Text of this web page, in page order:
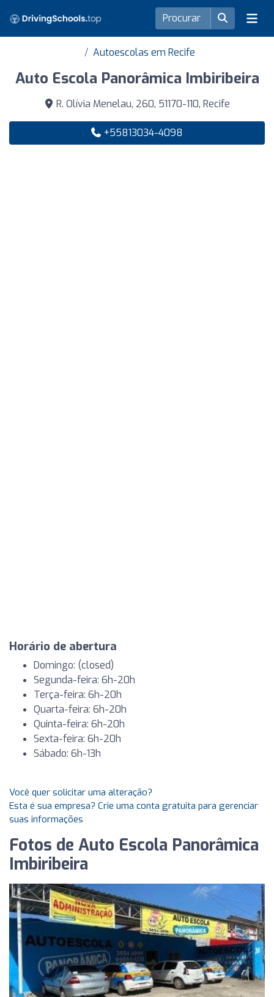
Autoescolas em Recife
Auto Escola Panorâmica Imbiribeira
R. Olívia Menelau, 260, 51170-110, Recife
+55813034-4098
Horário de abertura
Domingo: (closed)
Segunda-feira: 6h-20h
Terça-feira: 6h-20h
Quarta-feira: 6h-20h
Quinta-feira: 6h-20h
Sexta-feira: 6h-20h
Sábado: 6h-13h
Você quer solicitar uma alteração?
Esta é sua empresa? Crie uma conta gratuita para gerenciar
suas informações
Fotos de Auto Escola Panorâmica
Imbiribeira